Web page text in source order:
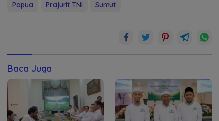
Papua Prajurit TNI Sumut
Baca Juga